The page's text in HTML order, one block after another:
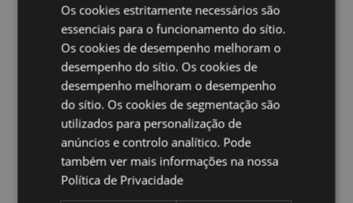
totalmente licenciado e pode ser vendido em todo o
Ampliar informação:
Quer saber mais acerca de comprar na Puckator?
a nossa Guia de informação para o cliente.
Caracteristicas do Produto
Informação
Altura 12.5cm Largura 5cm Profundidade 8cm
Os cookies estritamente necessários são
essenciais para o funcionamento do sítio.
Os cookies de desempenho melhoram o
desempenho do sítio. Os cookies de
desempenho melhoram o desempenho
do sítio. Os cookies de segmentação são
utilizados para personalização de
anúncios e controlo analítico. Pode
também ver mais informações na nossa
Política de Privacidade